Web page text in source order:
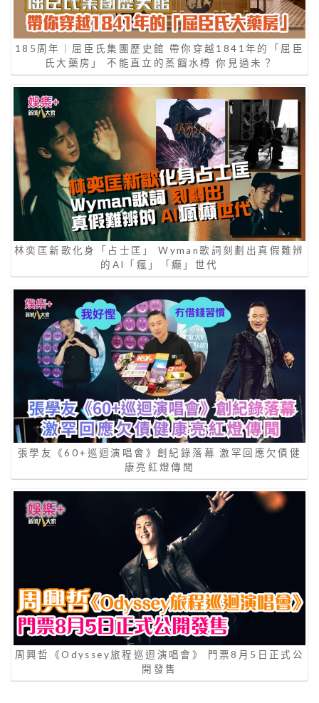
185周年｜屈臣氏集團歷史館 帶你穿越1841年的「屈臣
氏大藥房」 不能直立的蒸餾水樽 你見過未？
林奕匡新歌化身「占士匡」 Wyman歌詞刻劃出真假難辨
的AI「瘋」「癲」世代
張學友《60+巡迴演唱會》創紀錄落幕 激罕回應欠債健
康亮紅燈傳聞
周興哲《Odyssey旅程巡迴演唱會》 門票8月5日正式公
開發售